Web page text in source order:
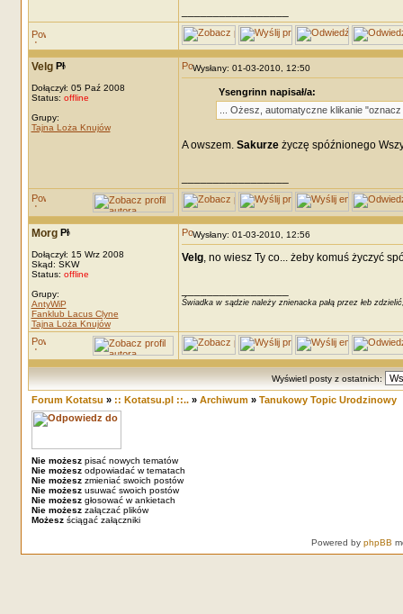
Velg
Dołączył: 05 Paź 2008
Status: offline
Grupy:
Tajna Loża Knujów
Wysłany: 01-03-2010, 12:50
Ysengrinn napisał/a:
... Ożesz, automatyczne klikanie
A owszem. Sakurzeżyczę spóźnionego
Morg
Dołączył: 15 Wrz 2008
Skąd: SKW
Status: offline
Grupy:
AntyWiP
Fanklub Lacus Clyne
Tajna Loża Knujów
Wysłany: 01-03-2010, 12:56
Velg, no wiesz Ty co... żeby komuś życzyć
Świadka w sądzie należy znienacka pałą przez łeb
Wyświetl posty z ostatnich:
Forum Kotatsu » :: Kotatsu.pl ::..» Archiwum» Tanukowy Topic Urodzinowy
Nie możeszpisać nowych tematów
Nie możeszodpowiadać w tematach
Nie możeszzmieniać swoich postów
Nie możeszusuwać swoich postów
Nie możeszgłosować w ankietach
Nie możeszzałączać plików
Możeszściągać załączniki
Powered by phpBB